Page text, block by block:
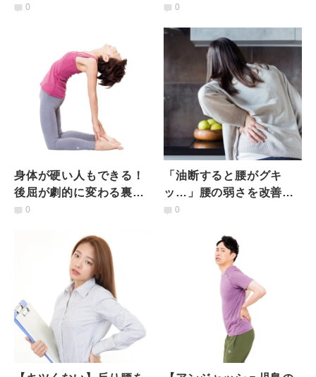
腰筋をゆるめて美姿勢、
0
療法士監修「多裂筋の鍛
0
身体が硬い人もできる！
後屈が劇的に変わる裏技
【カップリングモーショ
0
「油断すると腰がグキ
ッ…」腰の弱さを改善！
根本予防の肝「腰方形
0